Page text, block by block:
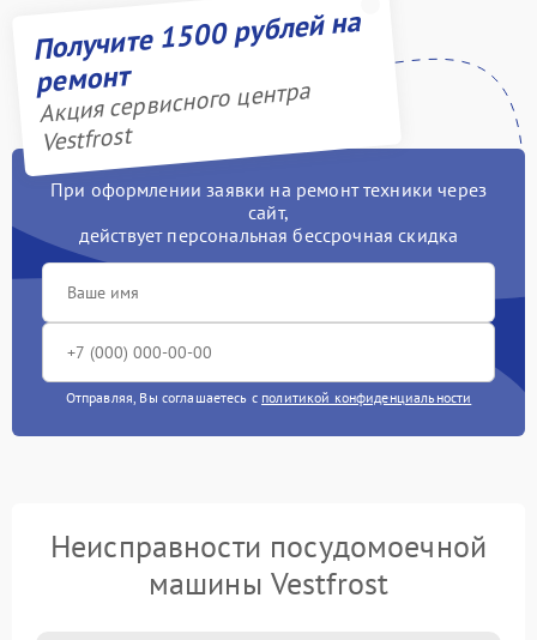
Получите 1500 рублей на
ремонт
Акция сервисного центра
Vestfrost
При оформлении заявки на ремонт техники через
сайт,
действует персональная бессрочная скидка
Отправляя, Вы соглашаетесь с политикой конфиденциальности
Неисправности посудомоечной
машины Vestfrost